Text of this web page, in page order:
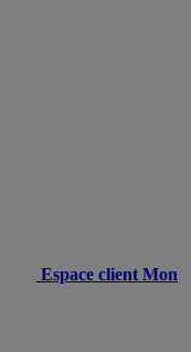
Espace client Mon